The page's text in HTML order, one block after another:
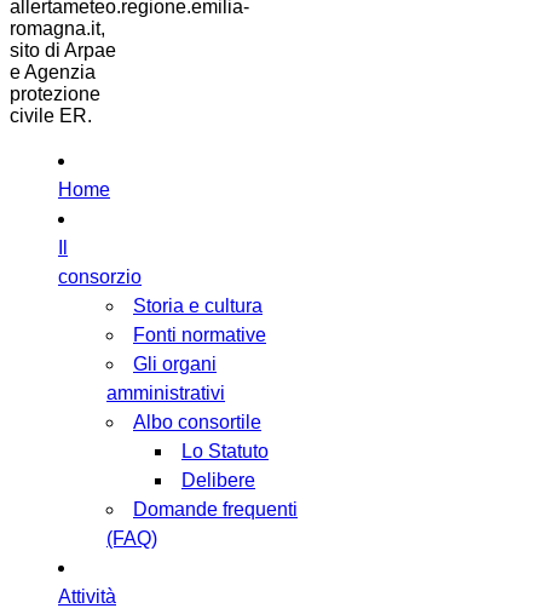
allertameteo.regione.emilia-
romagna.it,
sito di Arpae
e Agenzia
protezione
civile ER.
Home
consorzio
Storia e cultura
Fonti normative
Gli organi
amministrativi
Albo consortile
Lo Statuto
Delibere
Domande frequenti
(FAQ)
Attività